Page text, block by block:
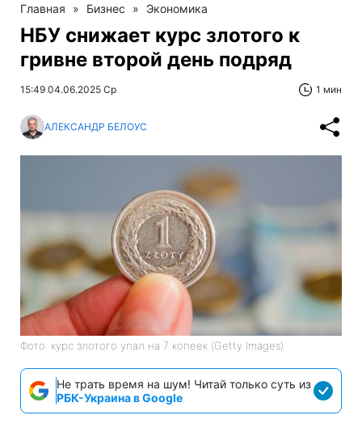
Главная » Бизнес » Экономика
НБУ снижает курс злотого к
гривне второй день подряд
15:49 04.06.2025 Ср 1 мин
АЛЕКСАНДР БЕЛОУС
Фото: курс злотого упал на 7 копеек (Getty Images)
Не трать время на шум! Читай только суть из
РБК-Украина в Google